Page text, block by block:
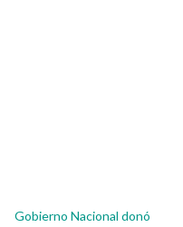
Gobierno Nacional donó